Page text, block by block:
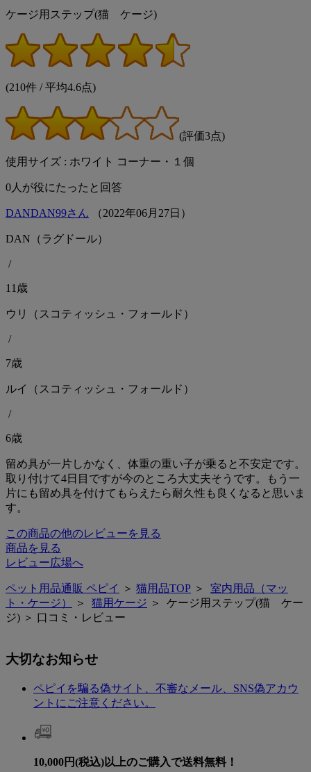
ケージ用ステップ(猫 ケージ)
(210件 / 平均4.6点)
(評価3点)
使用サイズ : ホワイト コーナー・１個
0 人が役にたったと回答
DANDAN99さん （2022年06月 27日）
DAN（ラグドール）
/
11歳
ウリ（スコティッシュ・フォールド）
/
7歳
ルイ（スコティッシュ・フォールド）
/
6歳
留め具が一片しかなく、体重の重い子が乗ると不安定です。
取り付けて4日目ですが今のところ大丈夫そうです。もう一
片にも留め具を付けてもらえたら耐久性も良くなると思いま
す。
この商品の他のレビューを見る
商品を見る
レビュー広場へ
ペット用品通販 ペピイ ＞ 猫用品TOP ＞ 室内用品（マッ
ト・ケージ）
＞ 猫用ケージ ＞ ケージ用ステップ(猫 ケー
ジ) ＞ 口コミ・レビュー
大切なお知らせ
ペピイを騙る偽サイト、不審なメール、SNS偽アカウ
ントにご注意ください。
10,000円(税込)以上のご購入で送料無料！